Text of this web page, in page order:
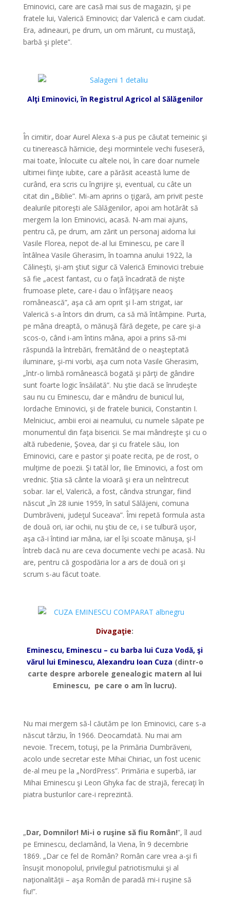
Eminovici, care are casă mai sus de magazin, şi pe
fratele lui, Valerică Eminovici; dar Valerică e cam ciudat.
Era, adineauri, pe drum, un om mărunt, cu mustaţă,
barbă şi plete”.
Alţi Eminovici, în Registrul Agricol al Sălăgenilor
În cimitir, doar Aurel Alexa s-a pus pe căutat temeinic şi
cu tinerească hărnicie, deşi mormintele vechi fuseseră,
mai toate, înlocuite cu altele noi, în care doar numele
ultimei fiinţe iubite, care a părăsit această lume de
curând, era scris cu îngrijire şi, eventual, cu câte un
citat din „Biblie”. Mi-am aprins o ţigară, am privit peste
dealurile pitoreşti ale Sălăgenilor, apoi am hotărât să
mergem la Ion Eminovici, acasă. N-am mai ajuns,
pentru că, pe drum, am zărit un personaj aidoma lui
Vasile Florea, nepot de-al lui Eminescu, pe care îl
întâlnea Vasile Gherasim, în toamna anului 1922, la
Călineşti, şi-am ştiut sigur că Valerică Eminovici trebuie
să fie „acest fantast, cu o faţă încadrată de nişte
frumoase plete, care-i dau o înfăţişare neaoş
românească”, aşa că am oprit şi l-am strigat, iar
Valerică s-a întors din drum, ca să mă întâmpine. Purta,
pe mâna dreaptă, o mănuşă fără degete, pe care şi-a
scos-o, când i-am întins mâna, apoi a prins să-mi
răspundă la întrebări, fremătând de o neaşteptată
iluminare, şi-mi vorbi, aşa cum nota Vasile Gherasim,
„într-o limbă românească bogată şi părţi de gândire
sunt foarte logic însăilată”. Nu ştie dacă se înrudeşte
sau nu cu Eminescu, dar e mândru de bunicul lui,
Iordache Eminovici, şi de fratele bunicii, Constantin I.
Melniciuc, ambii eroi ai neamului, cu numele săpate pe
monumentul din faţa bisericii. Se mai mândreşte şi cu o
altă rubedenie, Şovea, dar şi cu fratele său, Ion
Eminovici, care e pastor şi poate recita, pe de rost, o
mulţime de poezii. Şi tatăl lor, Ilie Eminovici, a fost om
vrednic. Ştia să cânte la vioară şi era un neîntrecut
sobar. Iar el, Valerică, a fost, cândva strungar, fiind
născut „în 28 iunie 1959, în satul Sălăjeni, comuna
Dumbrăveni, judeţul Suceava”. Îmi repetă formula asta
de două ori, iar ochii, nu ştiu de ce, i se tulbură uşor,
aşa că-i întind iar mâna, iar el îşi scoate mănuşa, şi-l
întreb dacă nu are ceva documente vechi pe acasă. Nu
are, pentru că gospodăria lor a ars de două ori şi
scrum s-au făcut toate.
Divagaţie:
Eminescu, Eminescu – cu barba lui Cuza Vodă, şi
vărul lui Eminescu, Alexandru Ioan Cuza (dintr-o
carte despre arborele genealogic matern al lui
Eminescu, pe care o am în lucru).
Nu mai mergem să-l căutăm pe Ion Eminovici, care s-a
născut târziu, în 1966. Deocamdată. Nu mai am
nevoie. Trecem, totuşi, pe la Primăria Dumbrăveni,
acolo unde secretar este Mihai Chiriac, un fost ucenic
de-al meu pe la „NordPress”. Primăria e superbă, iar
Mihai Eminescu şi Leon Ghyka fac de strajă, ferecaţi în
piatra busturilor care-i reprezintă.
„Dar, Domnilor! Mi-i o ruşine să fiu Român!”, îl aud
pe Eminescu, declamând, la Viena, în 9 decembrie
1869. „Dar ce fel de Român? Român care vrea a-şi fi
însuşit monopolul, privilegiul patriotismului şi al
naţionalităţii – aşa Român de paradă mi-i ruşine să
fiu!”.